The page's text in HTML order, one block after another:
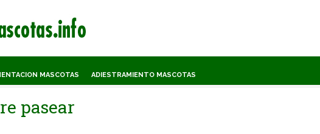
MASCOTAS ADIESTRAMIENTO MASCOTAS
pasear